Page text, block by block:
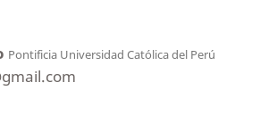
Pontificia Universidad Católica del Perú